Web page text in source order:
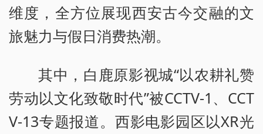
维度，全方位展现西安古今交融的文
旅魅力与假日消费热潮。
其中，白鹿原影视城“以农耕礼赞
劳动以文化致敬时代”被CCTV-1、CCT
V-13专题报道。西影电影园区以XR光